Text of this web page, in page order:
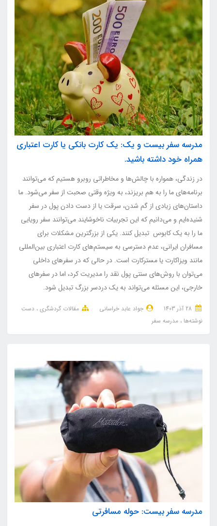
مدرسه سفر بیست و یک: یک کارت بانکی یا کارت اعتباری
همراه خود داشته باشید.
در زندگی، همواره با چالش‌ها و مخاطراتی روبرو هستیم که می‌توانند
برنامه‌های ما را به هم بریزند، به ویژه وقتی صحبت از سفر می‌شود. ما
داستان‌های زیادی از گم شدن، سرقت یا از دست دادن پول در سفر
شنیده‌ایم و می‌دانیم که این تجربیات ناخوشایند می‌توانند سفر رویایی
ما را به یک کابوس تبدیل کنند. یکی از بزرگترین مشکلات برای
مسافران ایرانی، عدم دسترسی به سیستم‌های کارت اعتباری بین‌المللی
مانند ویزاکارت یا مسترکارت است. در حالی که در سفرهای داخلی
می‌توان با روش‌های سنتی پول نقد را مدیریت کرد، اما در سفرهای
خارجی، این مسئله می‌تواند به یک دردسر بزرگ تبدیل شود.
جواد عابد خراسانی مقالات گردشگری دست
نوشته‌ها
مدرسه سفر
مدرسه سفر بیست: حوله مسافرتی